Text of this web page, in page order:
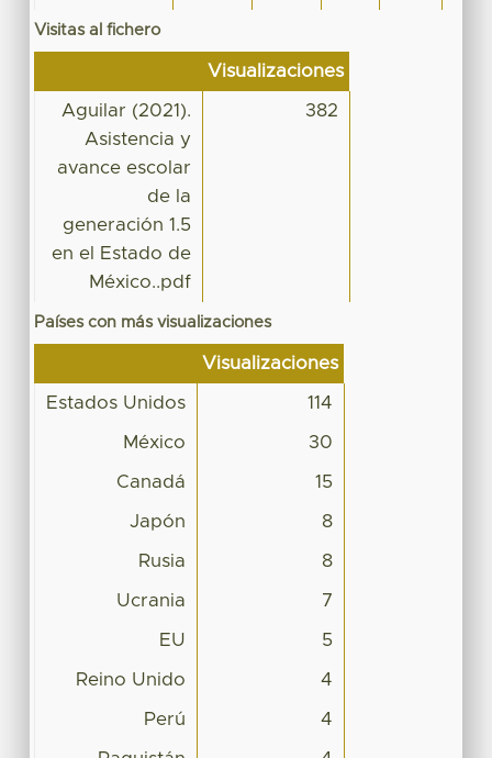
Visitas al fichero
Visualizaciones
Aguilar (2021).
Asistencia y
avance escolar
de la
generación 1.5
en el Estado de
México..pdf
382
Países con más visualizaciones
Visualizaciones
Estados Unidos 114
México 30
Canadá 15
Japón 8
Rusia 8
Ucrania 7
EU 5
Reino Unido 4
Perú 4